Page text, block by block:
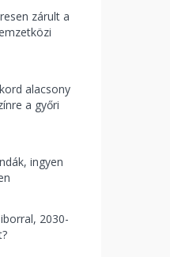
zárult a
alacsony
a győri
ingyen
2030-